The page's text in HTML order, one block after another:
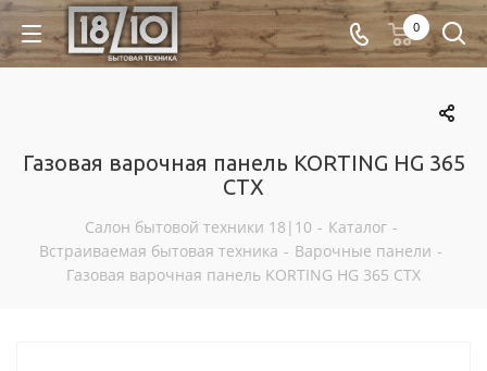
0
Газовая варочная панель KORTING HG 365
CTX
Салон бытовой техники 18|10 - Каталог -
Встраиваемая бытовая техника - Варочные панели -
Газовая варочная панель KORTING HG 365 CTX